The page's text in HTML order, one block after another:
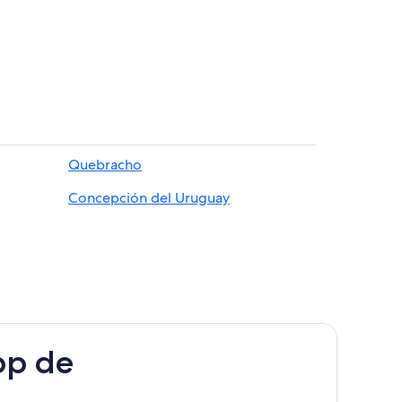
Quebracho
Concepción del Uruguay
de